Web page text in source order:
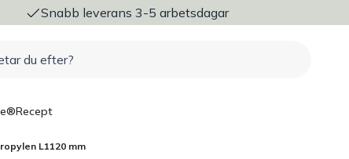
Snabb leverans 3-5 arbetsdagar
Recept
L1120 mm